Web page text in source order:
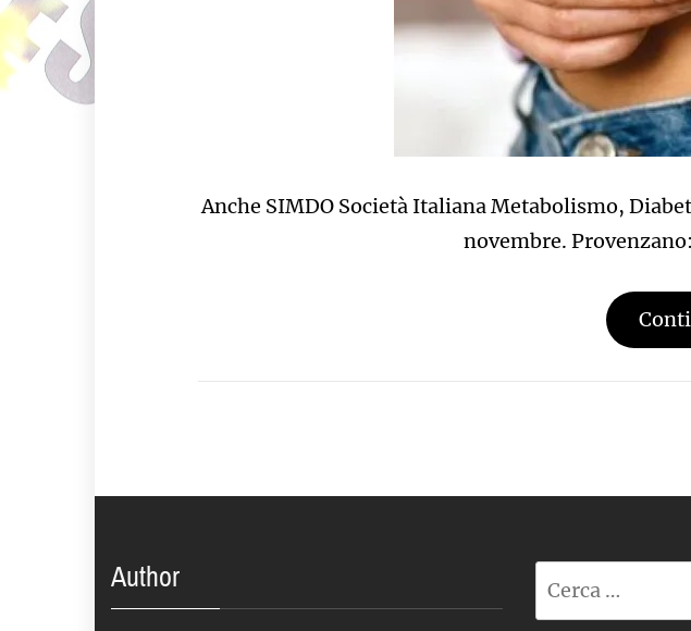
Anche SIMDO Società Italiana Metabolismo,
novembre.
Author